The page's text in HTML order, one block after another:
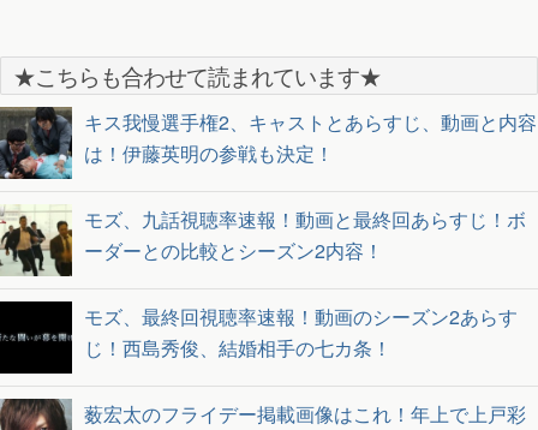
★こちらも合わせて読まれています★
キス我慢選手権2、キャストとあらすじ、動画と内容
は！伊藤英明の参戦も決定！
モズ、九話視聴率速報！動画と最終回あらすじ！ボ
ーダーとの比較とシーズン2内容！
モズ、最終回視聴率速報！動画のシーズン2あらす
じ！西島秀俊、結婚相手の七カ条！
薮宏太のフライデー掲載画像はこれ！年上で上戸彩